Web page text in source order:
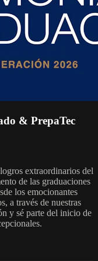
& PrepaTec
extraordinarios del
de las graduaciones
los emocionantes
a través de nuestras
y sé parte del inicio de